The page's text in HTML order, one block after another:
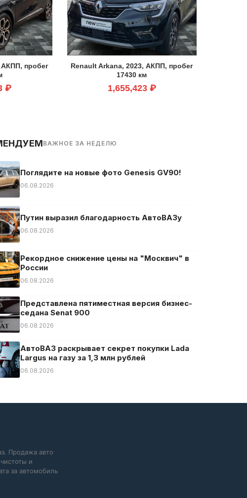
АКПП, пробег
₽
Renault Arkana, 2023, АКПП, пробег
17430 км
1,655,423 ₽
ВАЖНОЕ ЗА НЕДЕЛЮ
Поглядите на новые фото Genesis GV90!
06.08.2026
Путин выразил благодарность АвтоВАЗу
06.08.2026
Рекордное снижение цены на "Москвич" в
России
06.08.2026
Представлена пятиместная версия бизнес-
седана Senat 900
06.08.2026
АвтоВАЗ раскрывает секрет покупки Lada
Largus на газу за 1,3 млн рублей
06.08.2026
Продажа авто
и
за автомобиль